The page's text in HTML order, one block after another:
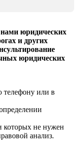
юридических
и других
юридических
телефону или в
которых не нужен
анализ.